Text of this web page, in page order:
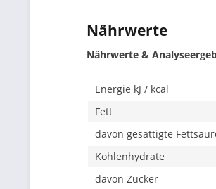
Nährwerte
Nährwerte &
Energie kJ / kcal
Fett
davon gesättigte
Kohlenhydrate
davon Zucker